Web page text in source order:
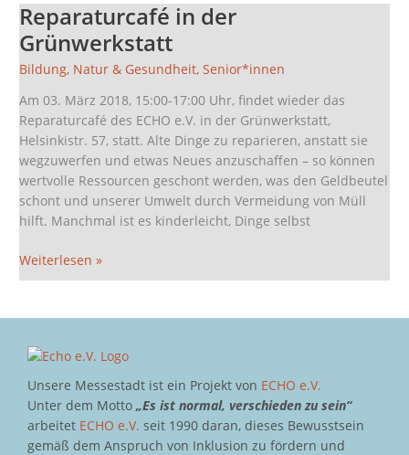
Reparaturcafé in der
Grünwerkstatt
Bildung, Natur & Gesundheit,Senior*innen
Am 03. März 2018, 15:00-17:00 Uhr, findet wieder das
Reparaturcafé des ECHO e.V. in der Grünwerkstatt,
Helsinkistr. 57, statt. Alte Dinge zu reparieren, anstatt sie
wegzuwerfen und etwas Neues anzuschaffen – so können
wertvolle Ressourcen geschont werden, was den Geldbeutel
schont und unserer Umwelt durch Vermeidung von Müll
hilft. Manchmal ist es kinderleicht, Dinge selbst
Reparaturcafé
in
der
Grünwerkstatt
Weiterlesen »
Unsere Messestadt ist ein Projekt von ECHO e.V.
Unter dem Motto „Es ist normal, verschieden zu sein“
arbeitet ECHO e.V. seit 1990 daran, dieses Bewusstsein
gemäß dem Anspruch von Inklusion zu fördern und